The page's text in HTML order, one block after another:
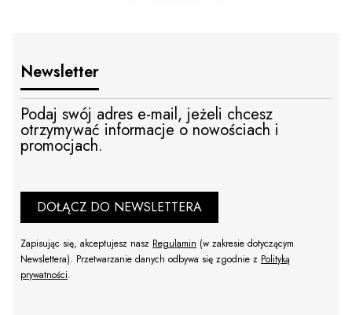
Newsletter
Podaj swój adres e-mail, jeżeli chcesz
otrzymywać informacje o nowościach i
promocjach.
DOŁĄCZ DO NEWSLETTERA
Zapisując się, akceptujesz nasz Regulamin (w zakresie dotyczącym
Newslettera). Przetwarzanie danych odbywa się zgodnie z Polityką
prywatności.